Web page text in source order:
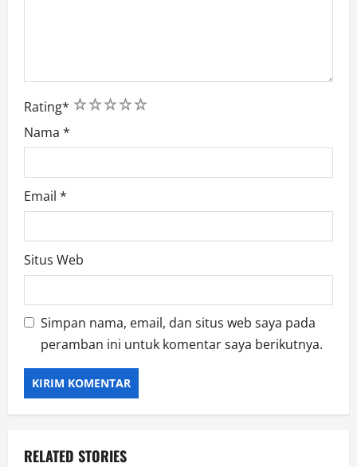
Rating* 5
4
3
2
1
Nama *
Email *
Situs Web
Simpan nama, email, dan situs web saya pada
peramban ini untuk komentar saya berikutnya.
RELATED STORIES